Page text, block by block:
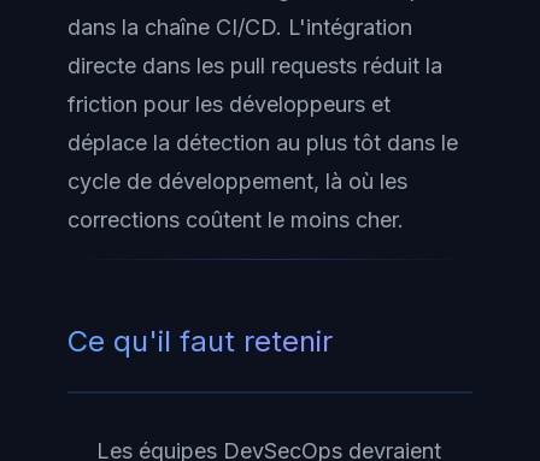
dans la chaîne CI/CD. L'intégration
directe dans les pull requests réduit la
friction pour les développeurs et
déplace la détection au plus tôt dans le
cycle de développement, là où les
corrections coûtent le moins cher.
Ce qu'il faut retenir
Les équipes DevSecOps devraient